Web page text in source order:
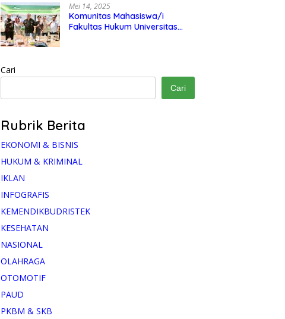
Mei 14, 2025
Komunitas Mahasiswa/i
Fakultas Hukum Universitas
Cari
Cari
Rubrik Berita
EKONOMI & BISNIS
HUKUM & KRIMINAL
IKLAN
INFOGRAFIS
KEMENDIKBUDRISTEK
KESEHATAN
NASIONAL
OLAHRAGA
OTOMOTIF
PAUD
PKBM & SKB